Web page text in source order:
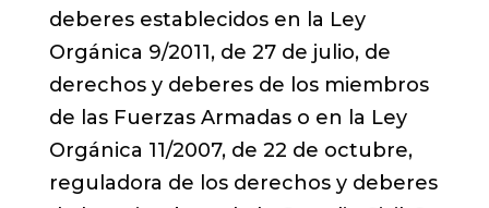
deberes establecidos en la Ley
Orgánica 9/2011, de 27 de julio, de
derechos y deberes de los miembros
de las Fuerzas Armadas o en la Ley
Orgánica 11/2007, de 22 de octubre,
reguladora de los derechos y deberes